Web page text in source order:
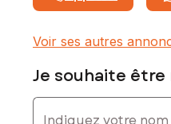
Honoraires charge
Contactez votre conseiller
immatriculé au RSAC de
Voir ses autres
Je souhaite
Indiquez votre nom